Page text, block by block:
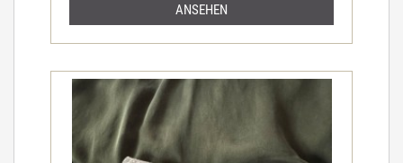
ANSEHEN